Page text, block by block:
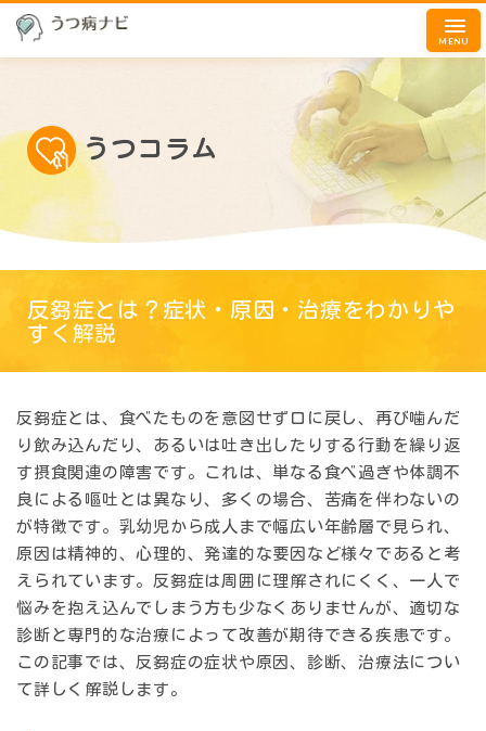
MENU
うつコラム
反芻症とは？症状・原因・治療をわかりや
すく解説
反芻症とは、食べたものを意図せず口に戻し、再び噛んだ
り飲み込んだり、あるいは吐き出したりする行動を繰り返
す摂食関連の障害です。これは、単なる食べ過ぎや体調不
良による嘔吐とは異なり、多くの場合、苦痛を伴わないの
が特徴です。乳幼児から成人まで幅広い年齢層で見られ、
原因は精神的、心理的、発達的な要因など様々であると考
えられています。反芻症は周囲に理解されにくく、一人で
悩みを抱え込んでしまう方も少なくありませんが、適切な
診断と専門的な治療によって改善が期待できる疾患です。
この記事では、反芻症の症状や原因、診断、治療法につい
て詳しく解説します。